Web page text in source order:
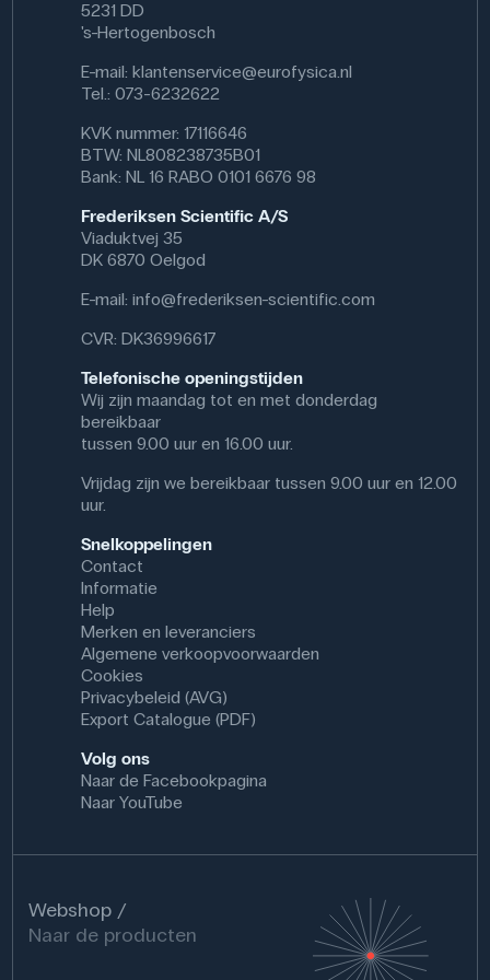
die vervolgens kunnen worden gebruikt voor het schrijven
van verslagen, presentaties of vergelijkingen in klassikale
discussies. Een praktische tip is om groepen leerlingen
foto's te laten maken door de microscoop en hun
resultaten te vergelijken - dit geeft een beter begrip van
observatie en documentatie in de wetenschap.
In de praktijk is de adapter een handig hulpmiddel in
laboratoria, onderzoek en industrie waar microscopische
waarnemingen snel gedeeld moeten worden,
bijvoorbeeld bij voedselcontrole, medische diagnostiek
of materiaalanalyse. Het maakt het mogelijk om de
toegankelijkheid en flexibiliteit van smartphonecamera's.
Specificaties
Materiaal: Aluminium
5231 DD
's-Hertogenbosch
E-mail:klantenservice@eurofysica.nl
Tel.: 073-6232622
KVK nummer: 17116646
BTW: NL808238735B01
Bank: NL 16 RABO 0101 6676 98
Frederiksen Scientific A/S
Viaduktvej 35
DK 6870 Oelgod
E-mail:info@frederiksen-scientific.com
CVR: DK36996617
Telefonische openingstijden
Wij zijn maandag tot en met donderdag
bereikbaar
tussen 9.00 uur en 16.00 uur.
Vrijdag zijn we bereikbaar tussen 9.00 uur en 12.00
uur.
Snelkoppelingen
Contact
Informatie
Help
Merken en leveranciers
Algemene verkoopvoorwaarden
Cookies
Privacybeleid (AVG)
Export Catalogue (PDF)
Volg ons
Naar de Facebookpagina
Naar YouTube
Webshop
Naar de producten